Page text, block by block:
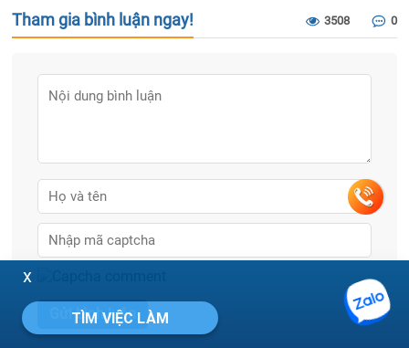
Tham gia bình luận ngay! 3508 0
x
TÌM VIỆC LÀM